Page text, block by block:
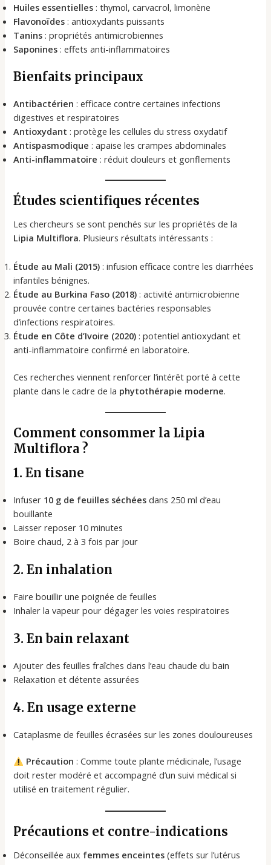
Huiles essentielles : thymol, carvacrol, limonène
Flavonoïdes : antioxydants puissants
Tanins : propriétés antimicrobiennes
Saponines : effets anti-inflammatoires
Bienfaits principaux
Antibactérien : efficace contre certaines infections
digestives et respiratoires
Antioxydant : protège les cellules du stress oxydatif
Antispasmodique : apaise les crampes abdominales
Anti-inflammatoire : réduit douleurs et gonflements
Études scientifiques récentes
Les chercheurs se sont penchés sur les propriétés de la
Lipia Multiflora. Plusieurs résultats intéressants :
Étude au Mali (2015) : infusion efficace contre les diarrhées
infantiles bénignes.
Étude au Burkina Faso (2018) : activité antimicrobienne
prouvée contre certaines bactéries responsables
d’infections respiratoires.
Étude en Côte d’Ivoire (2020) : potentiel antioxydant et
anti-inflammatoire confirmé en laboratoire.
Ces recherches viennent renforcer l’intérêt porté à cette
plante dans le cadre de la phytothérapie moderne.
Comment consommer la Lipia
Multiflora ?
1. En tisane
Infuser 10 g de feuilles séchées dans 250 ml d’eau
bouillante
Laisser reposer 10 minutes
Boire chaud, 2 à 3 fois par jour
2. En inhalation
Faire bouillir une poignée de feuilles
Inhaler la vapeur pour dégager les voies respiratoires
3. En bain relaxant
Ajouter des feuilles fraîches dans l’eau chaude du bain
Relaxation et détente assurées
4. En usage externe
Cataplasme de feuilles écrasées sur les zones douloureuses
Précaution : Comme toute plante médicinale, l’usage
doit rester modéré et accompagné d’un suivi médical si
utilisé en traitement régulier.
Précautions et contre-indications
Déconseillée aux femmes enceintes (effets sur l’utérus